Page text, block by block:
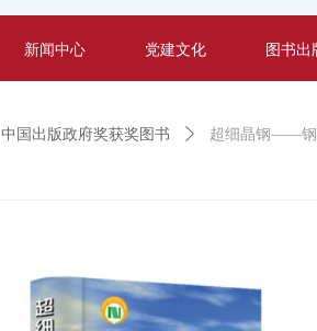
新闻中心 党建文化 图书出
中国出版政府奖获奖图书 ꄲ 超细晶钢——钢